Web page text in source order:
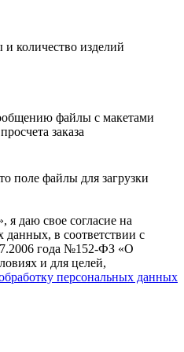
количество изделий
файлы с макетами
заказа
поле файлы для загрузки
даю свое согласие на
данных, в соответствии с
года №152-ФЗ «О
и для целей,
персональных данных